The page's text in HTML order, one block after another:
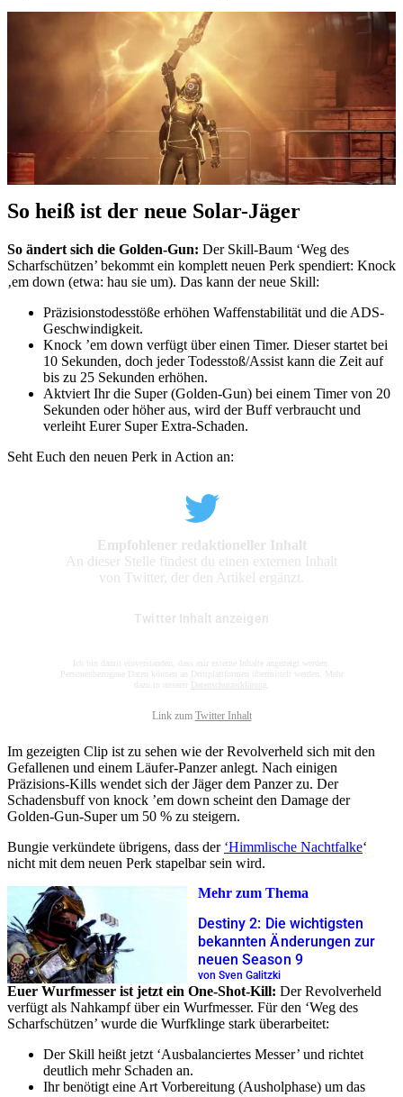
So heiß ist der neue Solar-Jäger
So ändert sich die Golden-Gun: Der Skill-Baum ‘Weg des
Scharfschützen’ bekommt ein komplett neuen Perk spendiert: Knock
‚em down (etwa: hau sie um). Das kann der neue Skill:
Präzisionstodesstöße erhöhen Waffenstabilität und die ADS-
Geschwindigkeit.
Knock ’em down verfügt über einen Timer. Dieser startet bei
10 Sekunden, doch jeder Todesstoß/Assist kann die Zeit auf
bis zu 25 Sekunden erhöhen.
Aktviert Ihr die Super (Golden-Gun) bei einem Timer von 20
Sekunden oder höher aus, wird der Buff verbraucht und
verleiht Eurer Super Extra-Schaden.
Seht Euch den neuen Perk in Action an:
Empfohlener redaktioneller Inhalt
An dieser Stelle findest du einen externen Inhalt
von Twitter, der den Artikel ergänzt.
Twitter Inhalt anzeigen
Ich bin damit einverstanden, dass mir externe Inhalte angezeigt werden.
Personenbezogene Daten können an Drittplattformen übermittelt werden. Mehr
Datenschutzerklärung
Link zum Twitter Inhalt
Im gezeigten Clip ist zu sehen wie der Revolverheld sich mit den
Gefallenen und einem Läufer-Panzer anlegt. Nach einigen
Präzisions-Kills wendet sich der Jäger dem Panzer zu. Der
Schadensbuff von knock ’em down scheint den Damage der
Golden-Gun-Super um 50 % zu steigern.
Bungie verkündete übrigens, dass der ‘Himmlische Nachtfalke‘
nicht mit dem neuen Perk stapelbar sein wird.
Mehr zum Thema
Destiny 2: Die wichtigsten
bekannten Änderungen zur
neuen Season 9
von Sven Galitzki
Euer Wurfmesser ist jetzt ein One-Shot-Kill: Der Revolverheld
verfügt als Nahkampf über ein Wurfmesser. Für den ‘Weg des
Scharfschützen’ wurde die Wurfklinge stark überarbeitet:
Der Skill heißt jetzt ‘Ausbalanciertes Messer’ und richtet
deutlich mehr Schaden an.
Ihr benötigt eine Art Vorbereitung (Ausholphase) um das